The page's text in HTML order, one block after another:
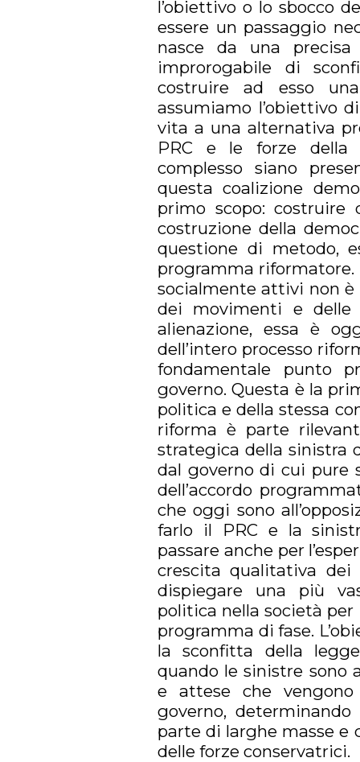
l’obiettivo o lo sbocco
essere un passaggio
nasce da una precisa
improrogabile di
costruire ad esso
assumiamo l’obiettivo
vita a una alternativa
PRC e le forze della
complesso siano
questa coalizione
primo scopo: costruire
costruzione della
questione di metodo,
programma
socialmente attivi non
dei movimenti e delle
alienazione, essa è
dell’intero processo
fondamentale punto
governo. Questa è la
politica e della stessa
riforma è parte
strategica della sinistra
dal governo di cui pure
dell’accordo
che oggi sono
farlo il PRC e la
passare anche per
crescita qualitativa
dispiegare una più
politica nella società
programma di fase.
la sconfitta della
quando le sinistre sono
e attese che
governo,
parte di larghe masse e
delle forze conservatrici.